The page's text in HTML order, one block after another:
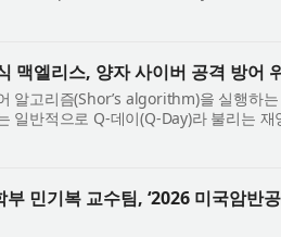
computer emerges i...
맥엘리스, 양자 사이버 공격 방어
알고리즘(Shor’s algorithm)을 실행하
일반적으로 Q-데이(Q-Day)라 불리는
기...
민기복 교수팀, ‘2026 미국암반